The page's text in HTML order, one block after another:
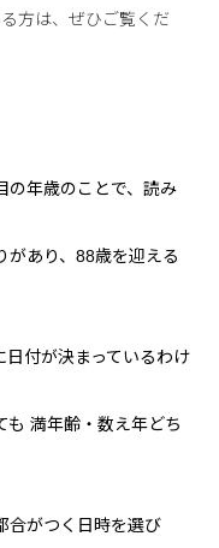
方は、ぜひご覧くだ
の年歳のことで、読み
があり、88歳を迎える
日付が決まっているわけ
も 満年齢・数え年どち
合がつく日時を選び